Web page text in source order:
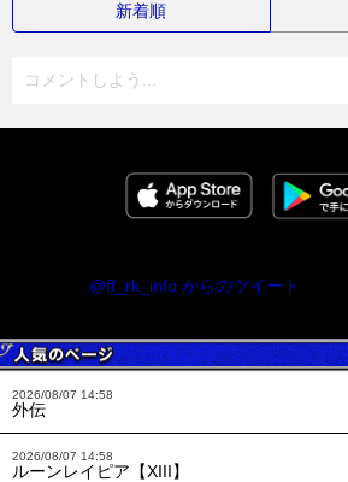
新着順
コメントしよう...
@ff_rk_info からのツイート
2026/08/07 14:58
外伝
2026/08/07 14:58
ルーンレイピア【XIII】